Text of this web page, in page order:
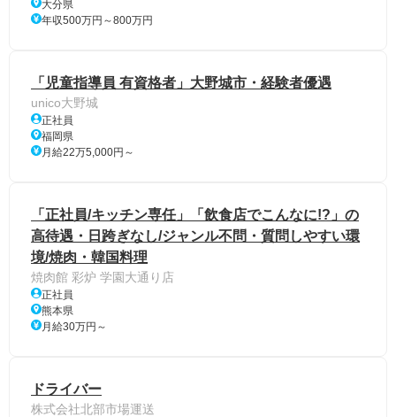
大分県
年収500万円～800万円
「児童指導員 有資格者」大野城市・経験者優遇
unico大野城
正社員
福岡県
月給22万5,000円～
「正社員/キッチン専任」「飲食店でこんなに!?」の
高待遇・日跨ぎなし/ジャンル不問・質問しやすい環
境/焼肉・韓国料理
焼肉館 彩炉 学園大通り店
正社員
熊本県
月給30万円～
ドライバー
株式会社北部市場運送